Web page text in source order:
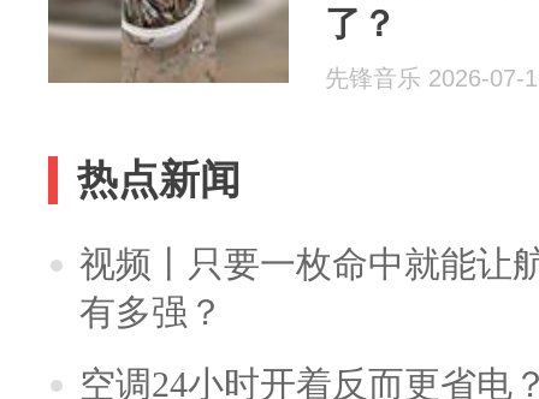
了？
先锋音乐 2026-07-
热点新闻
视频丨只要一枚命中就能让
有多强？
空调24小时开着反而更省电